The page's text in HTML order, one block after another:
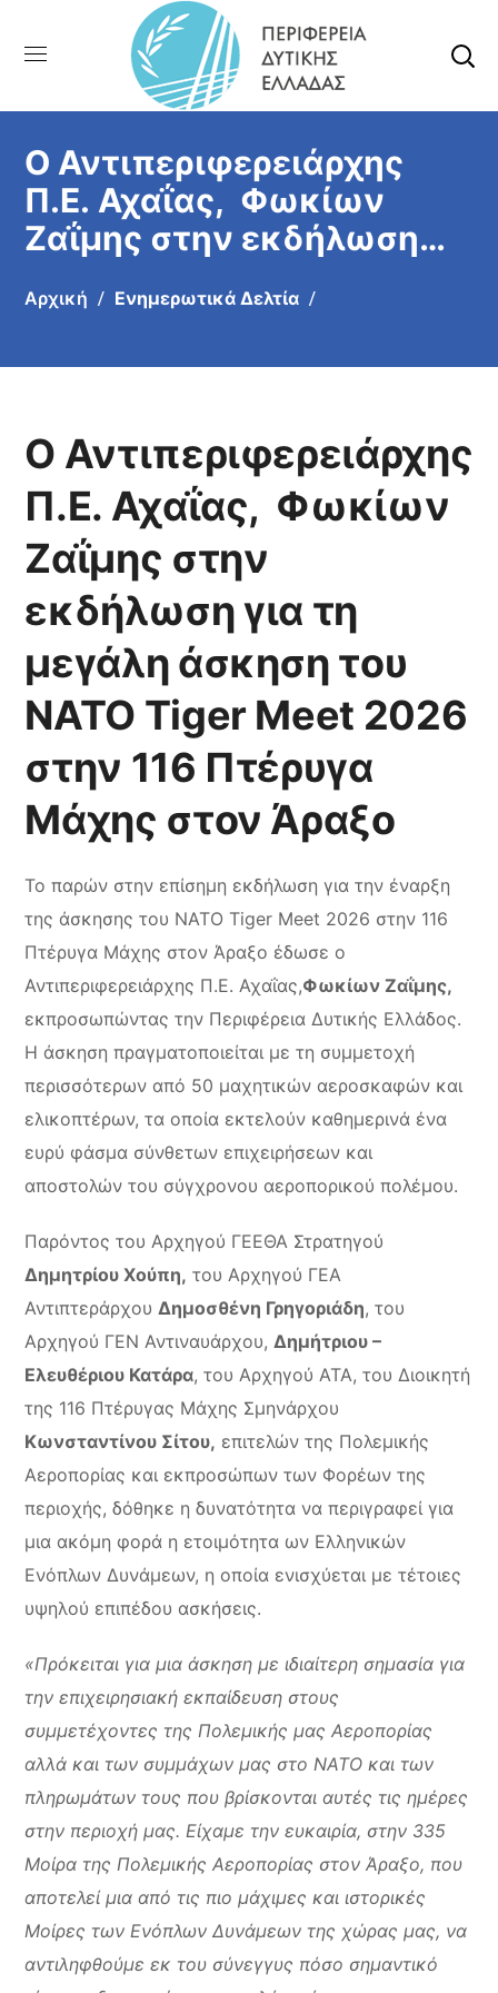
Ο Αντιπεριφερειάρχης
Π.Ε. Αχαΐας, Φωκίων
Ζαΐμης στην εκδήλωση
ΝΑΤΟ Tiger Meet 2026
Αρχική Ενημερωτικά Δελτία
Ο Αντιπεριφερειάρχης
Π.Ε. Αχαΐας, Φωκίων
Ζαΐμης στην
εκδήλωση για τη
μεγάλη άσκηση του
ΝΑΤΟ Tiger Meet 2026
στην 116 Πτέρυγα
Μάχης στον Άραξο
Το παρών στην επίσημη εκδήλωση για την έναρξη
της άσκησης του ΝΑΤΟ Tiger Meet 2026 στην 116
Πτέρυγα Μάχης στον Άραξο έδωσε ο
Αντιπεριφερειάρχης Π.Ε. Αχαΐας,Φωκίων Ζαΐμης,
εκπροσωπώντας την Περιφέρεια Δυτικής Ελλάδος.
Η άσκηση πραγματοποιείται με τη συμμετοχή
περισσότερων από 50 μαχητικών αεροσκαφών και
ελικοπτέρων, τα οποία εκτελούν καθημερινά ένα
ευρύ φάσμα σύνθετων επιχειρήσεων και
αποστολών του σύγχρονου αεροπορικού πολέμου.
Παρόντος του Αρχηγού ΓΕΕΘΑ Στρατηγού
Δημητρίου Χούπη, του Αρχηγού ΓΕΑ
ΑντιπτεράρχουΔημοσθένη Γρηγοριάδη, του
Αρχηγού ΓΕΝ Αντιναυάρχου,Δημήτριου –
Ελευθέριου Κατάρα, του Αρχηγού ΑΤΑ, του Διοικητή
της 116 Πτέρυγας Μάχης Σμηνάρχου
Κωνσταντίνου Σίτου, επιτελών της Πολεμικής
Αεροπορίας και εκπροσώπων των Φορέων της
περιοχής, δόθηκε η δυνατότητα να περιγραφεί για
μια ακόμη φορά η ετοιμότητα ων Ελληνικών
Ενόπλων Δυνάμεων, η οποία ενισχύεται με τέτοιες
υψηλού επιπέδου ασκήσεις.
«Πρόκειται για μια άσκηση με ιδιαίτερη σημασία για
την επιχειρησιακή εκπαίδευση στους
συμμετέχοντες της Πολεμικής μας Αεροπορίας
αλλά και των συμμάχων μας στο ΝΑΤΟ και των
πληρωμάτων τους που βρίσκονται αυτές τις ημέρες
στην περιοχή μας. Είχαμε την ευκαιρία, στην 335
Μοίρα της Πολεμικής Αεροπορίας στον Άραξο, που
αποτελεί μια από τις πιο μάχιμες και ιστορικές
Μοίρες των Ενόπλων Δυνάμεων της χώρας μας, να
αντιληφθούμε εκ του σύνεγγυς πόσο σημαντικό